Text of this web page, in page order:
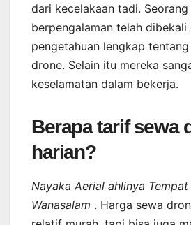
dari kecelakaan tadi.
berpengalaman telah dibekali
pengetahuan lengkap
drone. Selain itu mereka
keselamatan dalam bekerja.
Berapa tarif sewa
harian?
Nayaka Aerial ahlinya
Wanasalam . Harga sewa